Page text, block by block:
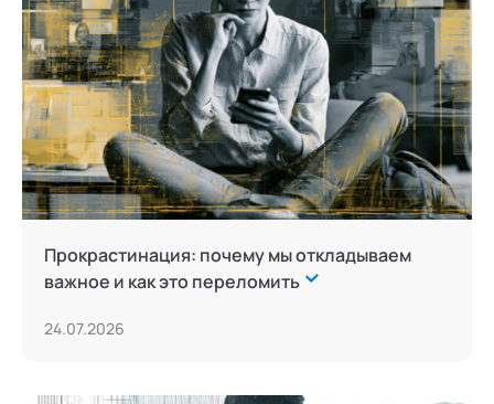
Прокрастинация: почему мы откладываем
важное и как это переломить
24.07.2026